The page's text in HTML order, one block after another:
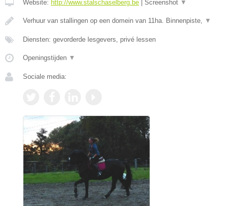
Website: http://www.stalschaselberg.be | Screenshot ▼
Verhuur van stallingen op een domein van 11ha. Binnenpiste, ▼
Diensten: gevorderde lesgevers, privé lessen
Openingstijden ▼
Sociale media: